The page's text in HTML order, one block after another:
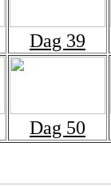
Dag 39
Dag 50